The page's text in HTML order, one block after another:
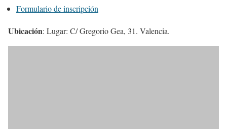
Formulario de inscripción
Ubicación: Lugar: C/ Gregorio Gea, 31. Valencia.